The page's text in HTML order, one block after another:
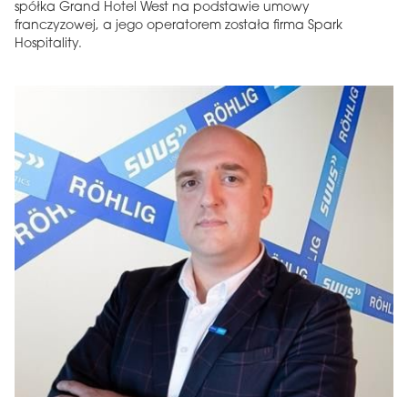
spółka Grand Hotel West na podstawie umowy
franczyzowej, a jego operatorem została firma Spark
Hospitality.